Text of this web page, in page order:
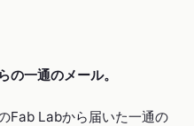
一通のメール。
Fab Labから届いた一通の